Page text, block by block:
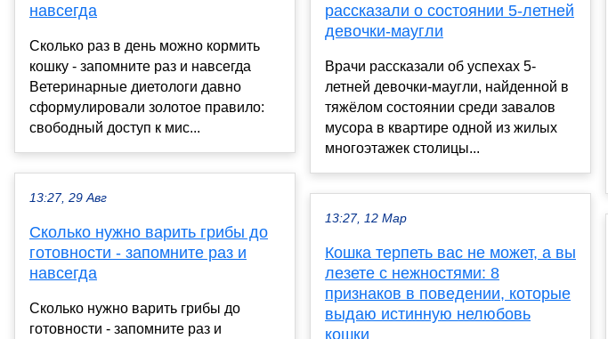
навсегда
Сколько раз в день можно кормить
кошку - запомните раз и навсегда
Ветеринарные диетологи давно
сформулировали золотое правило:
свободный доступ к мис...
13:27, 29 Авг
Сколько нужно варить грибы до
готовности - запомните раз и
навсегда
Сколько нужно варить грибы до
готовности - запомните раз и
рассказали о состоянии 5-летней
девочки-маугли
Врачи рассказали об успехах 5-
летней девочки-маугли, найденной в
тяжёлом состоянии среди завалов
мусора в квартире одной из жилых
многоэтажек столицы...
13:27, 12 Мар
Кошка терпеть вас не может, а вы
лезете с нежностями: 8
признаков в поведении, которые
выдаю истинную нелюбовь
кошки